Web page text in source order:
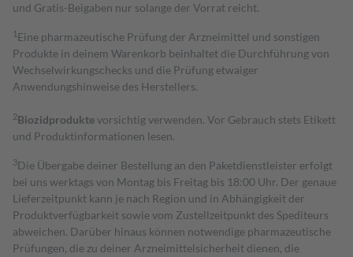
und Gratis-Beigaben nur solange der Vorrat reicht.
1 Eine pharmazeutische Prüfung der Arzneimittel und sonstigen
Produkte in deinem Warenkorb beinhaltet die Durchführung von
Wechselwirkungschecks und die Prüfung etwaiger
Anwendungshinweise des Herstellers.
2Biozidproduktevorsichtig verwenden. Vor Gebrauch stets Etikett
und Produktinformationen lesen.
3Die Übergabe deiner Bestellung an den Paketdienstleister erfolgt
bei uns werktags von Montag bis Freitag bis 18:00 Uhr. Der genaue
Lieferzeitpunkt kann je nach Region und in Abhängigkeit der
Produktverfügbarkeit sowie vom Zustellzeitpunkt des Spediteurs
abweichen. Darüber hinaus können notwendige pharmazeutische
Prüfungen, die zu deiner Arzneimittelsicherheit dienen, die